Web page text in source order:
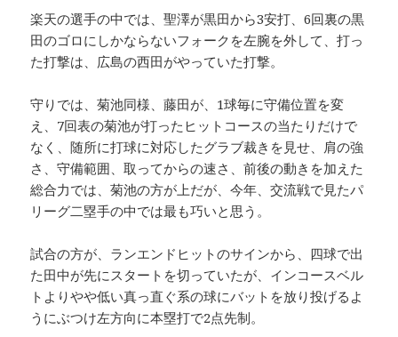
楽天の選手の中では、聖澤が黒田から3安打、6回裏の黒
田のゴロにしかならないフォークを左腕を外して、打っ
た打撃は、広島の西田がやっていた打撃。
守りでは、菊池同様、藤田が、1球毎に守備位置を変
え、7回表の菊池が打ったヒットコースの当たりだけで
なく、随所に打球に対応したグラブ裁きを見せ、肩の強
さ、守備範囲、取ってからの速さ、前後の動きを加えた
総合力では、菊池の方が上だが、今年、交流戦で見たパ
リーグ二塁手の中では最も巧いと思う。
試合の方が、ランエンドヒットのサインから、四球で出
た田中が先にスタートを切っていたが、インコースベル
トよりやや低い真っ直ぐ系の球にバットを放り投げるよ
うにぶつけ左方向に本塁打で2点先制。